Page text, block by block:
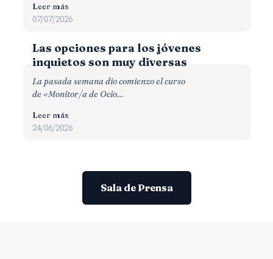
Leer más
07/07/2026
Las opciones para los jóvenes
inquietos son muy diversas
La pasada semana dio comienzo el curso
de «Monitor/a de Ocio…
Leer más
24/06/2026
Sala de Prensa